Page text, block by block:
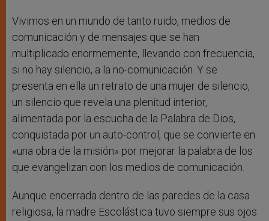
Vivimos en un mundo de tanto ruido, medios de
comunicación y de mensajes que se han
multiplicado enormemente, llevando con frecuencia,
si no hay silencio, a la no-comunicación. Y se
presenta en ella un retrato de una mujer de silencio,
un silencio que revela una plenitud interior,
alimentada por la escucha de la Palabra de Dios,
conquistada por un auto-control, que se convierte en
«una obra de la misión» por mejorar la palabra de los
que evangelizan con los medios de comunicación.
Aunque encerrada dentro de las paredes de la casa
religiosa, la madre Escolástica tuvo siempre sus ojos